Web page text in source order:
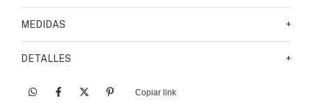
MEDIDAS +
DETALLES +
Copiar link